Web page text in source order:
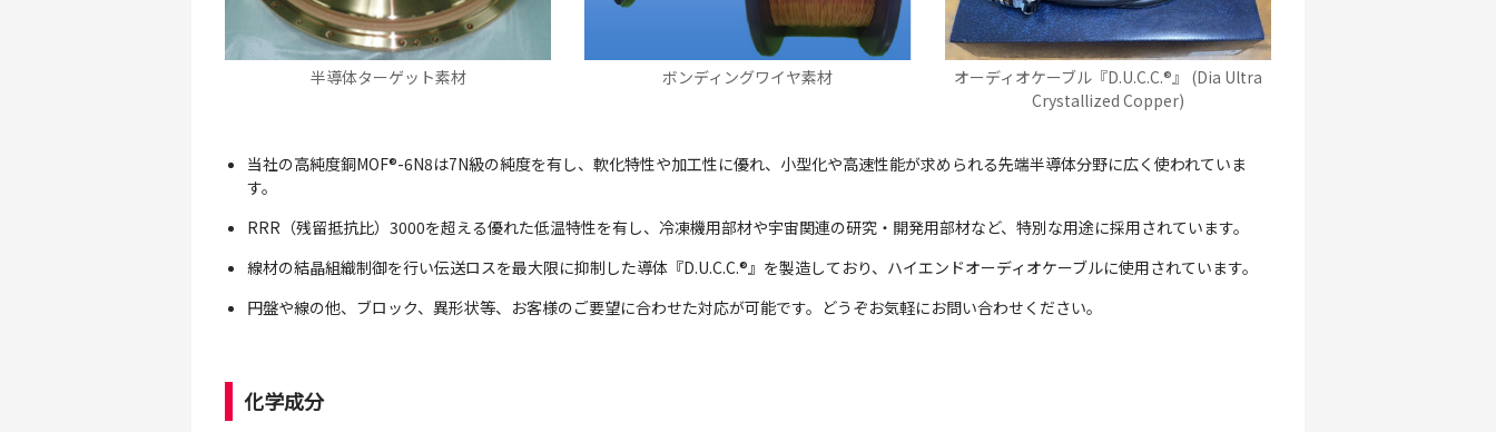
半導体ターゲット素材 ボンディングワイヤ素材
オーディオケーブル『D.U.C.C.®』 (Dia Ultra
Crystallized Copper)
当社の高純度銅MOF®-6N8は7N級の純度を有し、軟化特性や加工性に優れ、小型化や高速性能が求められる先端半導体分野に広く使われていま
す。
RRR（残留抵抗比）3000を超える優れた低温特性を有し、冷凍機用部材や宇宙関連の研究・開発用部材など、特別な用途に採用されています。
線材の結晶組織制御を行い伝送ロスを最大限に抑制した導体『D.U.C.C.®』を製造しており、ハイエンドオーディオケーブルに使用されています。
円盤や線の他、ブロック、異形状等、お客様のご要望に合わせた対応が可能です。どうぞお気軽にお問い合わせください。
化学成分